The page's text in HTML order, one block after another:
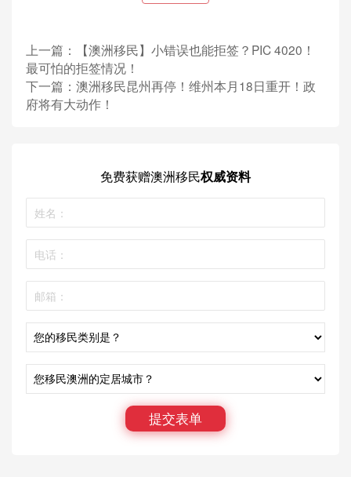
新政策中，移民局更加着重 "家庭暴力“ 问题，若是发
现担保人有任何的暴力犯罪倾向，其担保资格将被剥
夺!
间更长，申请费增加。想要申请配偶移民的小伙伴们在
上一篇：
【澳洲移民】小错误也能拒签？PIC 4020！
最可怕的拒签情况！
下一篇： 澳洲移民昆州再停！维州本月18日重开！政
府将有大动作！
免费获赠澳洲移民权威资料
提交表单